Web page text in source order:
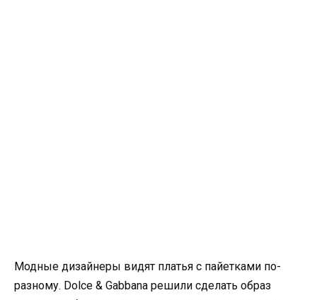
Модные дизайнеры видят платья с пайетками по-
разному. Dolce & Gabbana решили сделать образ